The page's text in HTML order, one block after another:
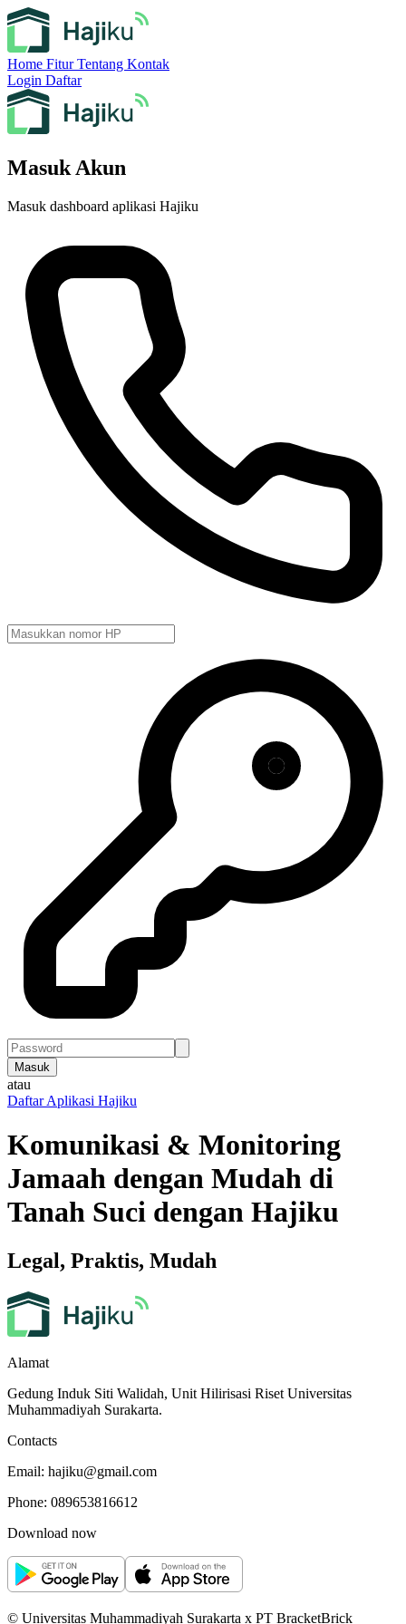
Home FiturTentang Kontak
Login Daftar
Masuk Akun
Masuk dashboard aplikasi Hajiku
Masuk
atau
Daftar Aplikasi Hajiku
Komunikasi & Monitoring
Jamaah dengan Mudah di
Tanah Suci dengan Hajiku
Legal, Praktis, Mudah
Alamat
Gedung Induk Siti Walidah, Unit Hilirisasi Riset Universitas
Muhammadiyah Surakarta.
Contacts
Email: hajiku@gmail.com
Phone: 089653816612
Download now
© Universitas Muhammadiyah Surakarta x PT BracketBrick